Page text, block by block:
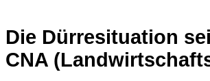
Die Dürresituation
CNA